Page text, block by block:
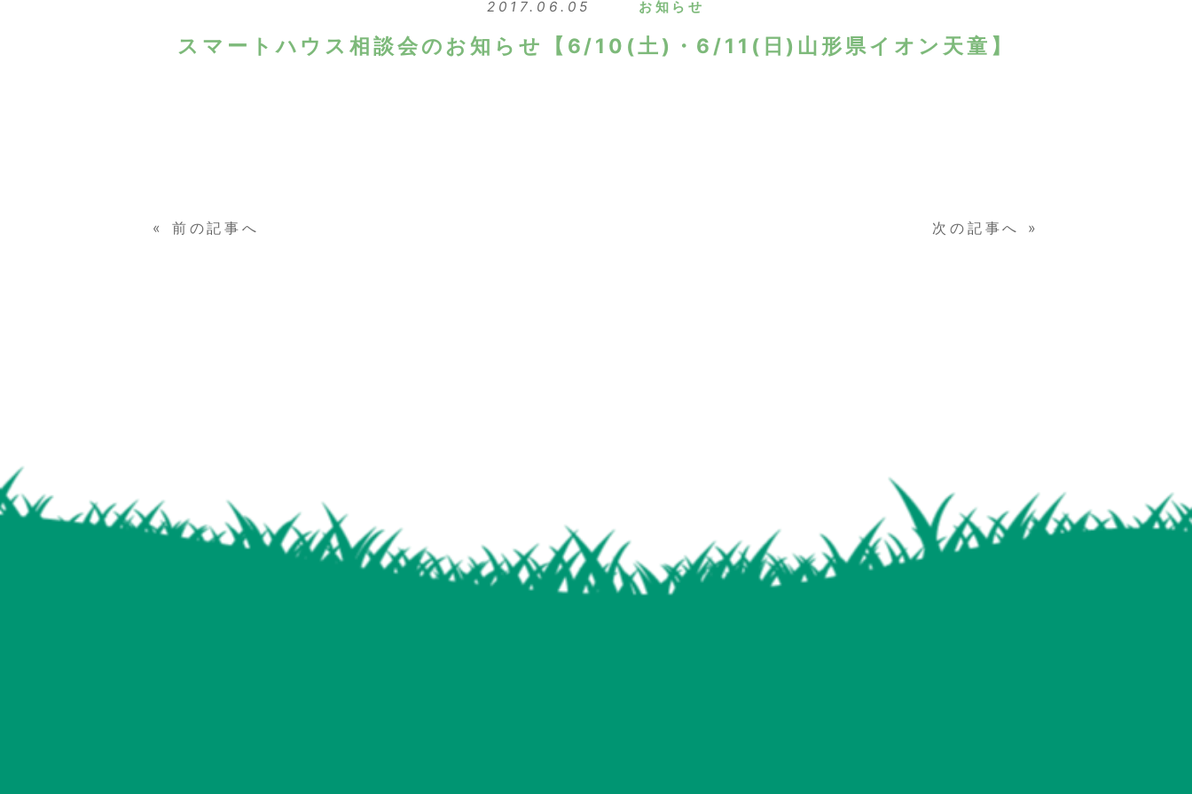
2017.06.05 お知らせ
スマートハウス相談会のお知らせ【6/10(土)・6/11(日)山形県イオン天童】
« 前の記事へ 次の記事へ »